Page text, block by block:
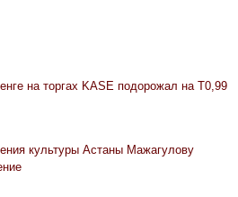
на торгах KASE подорожал на Т0,99
культуры Астаны Мажагулову